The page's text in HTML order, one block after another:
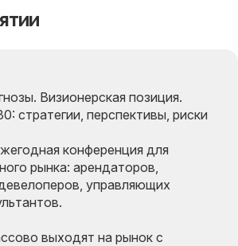
Визионерская позиция.
стратегии, перспективы, риски
конференция для
рынка: арендаторов,
управляющих
выходят на рынок с